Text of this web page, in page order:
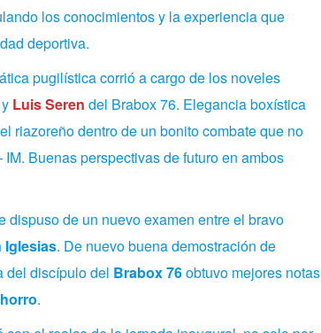
los conocimientos y la experiencia que
deportiva.
pugilística corrió a cargo de los noveles
Luis Seren del Brabox 76. Elegancia boxística
riazoreño dentro de un bonito combate que no
IM. Buenas perspectivas de futuro en ambos
de un nuevo examen entre el bravo
Iglesias. De nuevo buena demostración de
del discípulo del Brabox 76obtuvo mejores notas
.